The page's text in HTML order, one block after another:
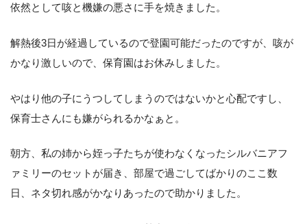
依然として咳と機嫌の悪さに手を焼きました。
解熱後3日が経過しているので登園可能だったのですが、咳が
かなり激しいので、保育園はお休みしました。
やはり他の子にうつしてしまうのではないかと心配ですし、
保育士さんにも嫌がられるかなぁと。
朝方、私の姉から姪っ子たちが使わなくなったシルバニアフ
ァミリーのセットが届き、部屋で過ごしてばかりのここ数
日、ネタ切れ感がかなりあったので助かりました。